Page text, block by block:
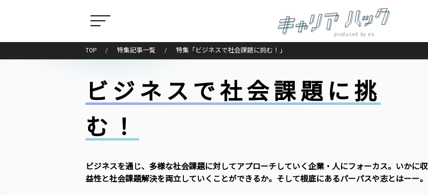
produced by en
TOP 特集記事一覧 特集「ビジネスで社会課題に挑む！」
ビジネスで社会課題に挑
む！
ビジネスを通じ、多様な社会課題に対してアプローチしていく企業・人にフォーカス。いかに収
益性と社会課題解決を両立していくことができるか。そして根底にあるパーパスや志とはーー。